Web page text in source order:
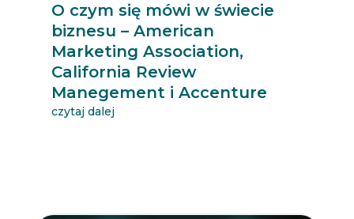
O czym się mówi w świecie
biznesu – American
Marketing Association,
California Review
Manegement i Accenture
czytaj dalej